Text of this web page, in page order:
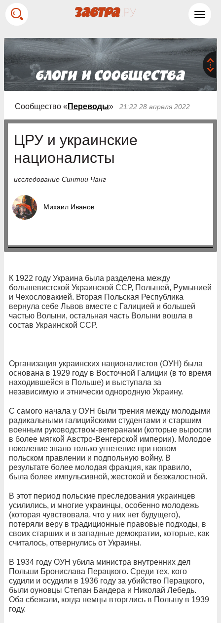
Сообщество « Переводы» 21:22 28 апреля 2022
ЦРУ и украинские
националисты
исследование Синтии Чанг
Михаил Иванов
К 1922 году Украина была разделена между
большевистской Украинской ССР, Польшей, Румынией
и Чехословакией. Вторая Польская Республика
вернула себе Львов вместе с Галицией и большей
частью Волыни, остальная часть Волыни вошла в
состав Украинской ССР.
Организация украинских националистов (ОУН) была
основана в 1929 году в Восточной Галиции (в то время
находившейся в Польше) и выступала за
независимую и этнически однородную Украину.
С самого начала у ОУН были трения между молодыми
радикальными галицийскими студентами и старшим
военным руководством-ветеранами (которые выросли
в более мягкой Австро-Венгерской империи). Молодое
поколение знало только угнетение при новом
польском правлении и подпольную войну. В
результате более молодая фракция, как правило,
была более импульсивной, жестокой и безжалостной.
В этот период польские преследования украинцев
усилились, и многие украинцы, особенно молодежь
(которая чувствовала, что у них нет будущего),
потеряли веру в традиционные правовые подходы, в
своих старших и в западные демократии, которые, как
считалось, отвернулись от Украины.
В 1934 году ОУН убила министра внутренних дел
Польши Бронислава Перацкого. Среди тех, кого
судили и осудили в 1936 году за убийство Перацкого,
были оуновцы Степан Бандера и Николай Лебедь.
Оба сбежали, когда немцы вторглись в Польшу в 1939
году.